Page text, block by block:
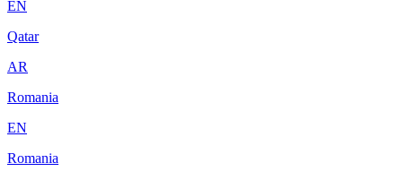
EN
Qatar
AR
Romania
EN
Romania